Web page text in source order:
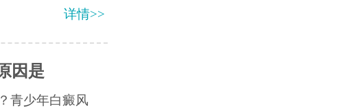
详情>>
因是
青少年白癜风